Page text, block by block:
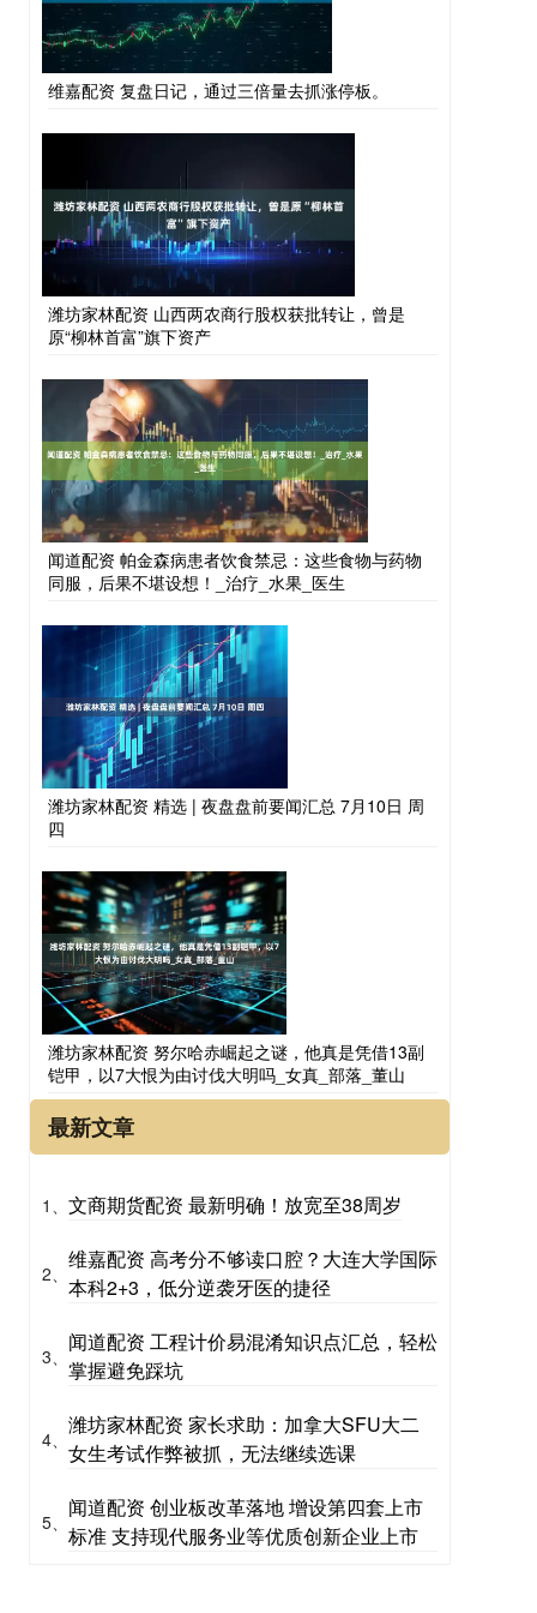
维嘉配资 复盘日记，通过三倍量去抓涨停板。
潍坊家林配资 山西两农商行股权获批转让，曾是
原“柳林首富”旗下资产
闻道配资 帕金森病患者饮食禁忌：这些食物与药物
同服，后果不堪设想！_治疗_水果_医生
潍坊家林配资 精选 | 夜盘盘前要闻汇总 7月10日 周
四
潍坊家林配资 努尔哈赤崛起之谜，他真是凭借13副
铠甲，以7大恨为由讨伐大明吗_女真_部落_董山
最新文章
1、 文商期货配资 最新明确！放宽至38周岁
2、
维嘉配资 高考分不够读口腔？大连大学国际
本科2+3，低分逆袭牙医的捷径
3、
闻道配资 工程计价易混淆知识点汇总，轻松
掌握避免踩坑
4、
潍坊家林配资 家长求助：加拿大SFU大二
女生考试作弊被抓，无法继续选课
5、
闻道配资 创业板改革落地 增设第四套上市
标准 支持现代服务业等优质创新企业上市